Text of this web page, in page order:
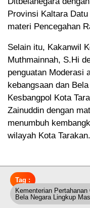
Provinsi Kaltara
materi Pencegahan
Selain itu, Kakanwil
Muthmainnah, S.Hi
penguatan Moderasi
kebangsaan dan
Kesbangpol Kota
Zainuddin dengan
menumbuh
wilayah Kota Tarakan.
Tag :
Kementerian
Bela Negara Lingkup